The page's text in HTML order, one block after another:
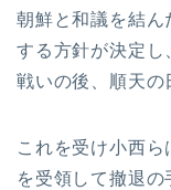
朝鮮と和議を結ん
する方針が決定し
戦いの後、順天の
これを受け小西
を受領して撤退